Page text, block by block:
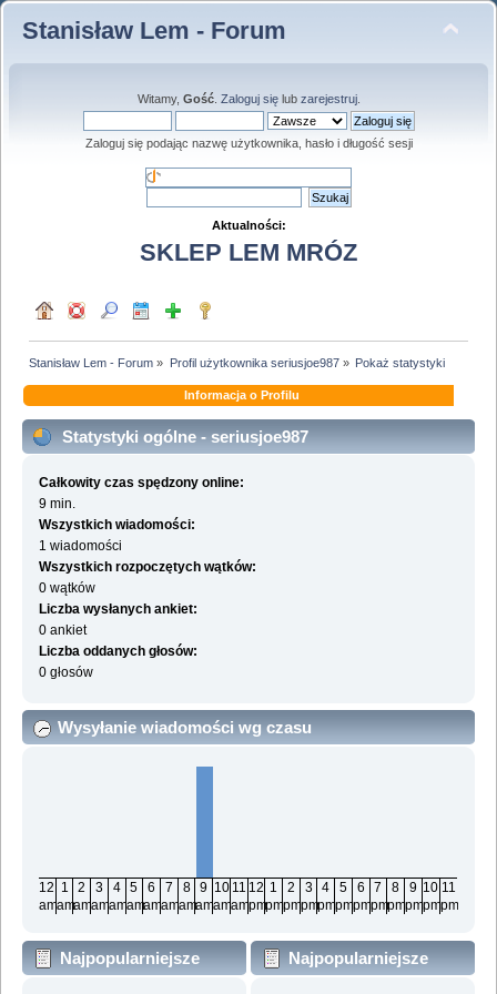
Stanisław Lem - Forum
Witamy, Gość. Zaloguj sięlub zarejestruj.
Zaloguj się podając nazwę użytkownika, hasło i długość sesji
Aktualności:
SKLEP LEM MRÓZ
Stanisław Lem - Forum » Profil użytkownika seriusjoe987» Pokaż statystyki
Informacja o Profilu
Statystyki ogólne - seriusjoe987
Całkowity czas spędzony online:
9 min.
Wszystkich wiadomości:
1 wiadomości
Wszystkich rozpoczętych wątków:
0 wątków
Liczba wysłanych ankiet:
0 ankiet
Liczba oddanych głosów:
0 głosów
Wysyłanie wiadomości wg czasu
12
am
1
am
2
am
3
am
4
am
5
am
6
am
7
am
8
am
9
am
10
am
11
am
12
pm
1
pm
2
pm
3
pm
4
pm
5
pm
6
pm
7
pm
8
pm
9
pm
10
pm
11
pm
Najpopularniejsze
Najpopularniejsze